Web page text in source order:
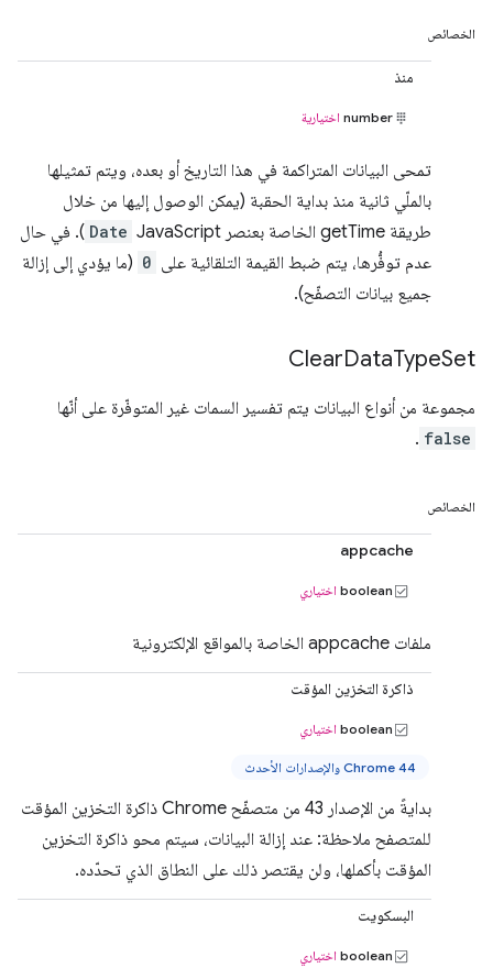
الخصائص
منذ
number اختيارية
تمحى البيانات المتراكمة في هذا التاريخ أو بعده، ويتم تمثيلها
بالملّي ثانية منذ بداية الحقبة (يمكن الوصول إليها من خلال
طريقة getTime الخاصة بعنصر JavaScript
Date ). في حال
عدم توفُّرها، يتم ضبط القيمة التلقائية على 0 (ما يؤدي إلى إزالة
جميع بيانات التصفّح).
ClearDataTypeSet
مجموعة من أنواع البيانات يتم تفسير السمات غير المتوفّرة على أنّها
false
.
الخصائص
appcache
boolean اختياري
ملفات appcache الخاصة بالمواقع الإلكترونية
ذاكرة التخزين المؤقت
boolean اختياري
Chrome 44 والإصدارات الأحدث
بدايةً من الإصدار 43 من متصفّح Chrome ذاكرة التخزين المؤقت
للمتصفح ملاحظة: عند إزالة البيانات، سيتم محو ذاكرة التخزين
المؤقت بأكملها، ولن يقتصر ذلك على النطاق الذي تحدّده.
البسكويت
boolean اختياري